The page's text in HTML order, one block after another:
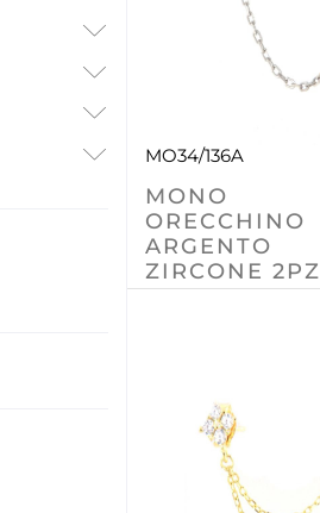
MO34/136A
MONO
ORECCHINO
ARGENTO
ZIRCONE 2PZ